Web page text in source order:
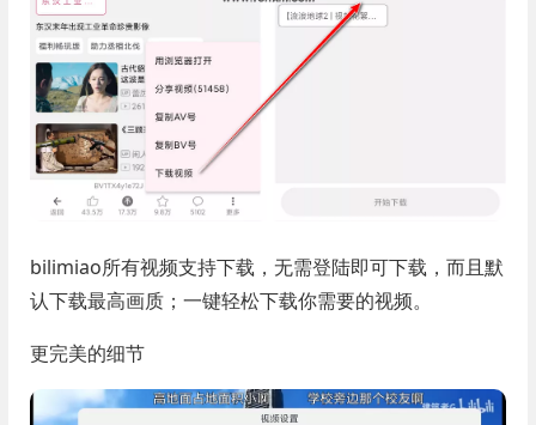
bilimiao所有视频支持下载，无需登陆即可下载，而且默
认下载最高画质；一键轻松下载你需要的视频。
更完美的细节